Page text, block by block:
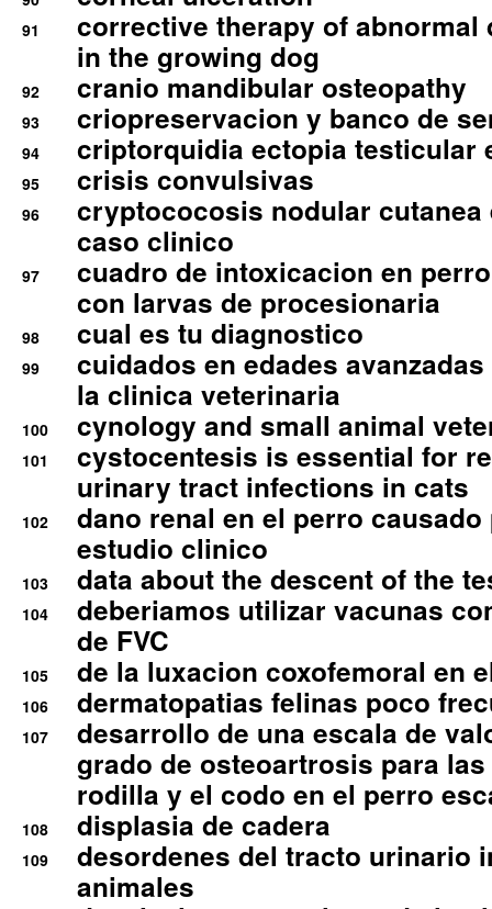
91
corrective therapy of abnormal
in the growing dog
92 cranio mandibular osteopathy
93 criopreservacion y banco de
94 criptorquidia ectopia testicular
95 crisis convulsivas
96
cryptococosis nodular cutanea
caso clinico
97
cuadro de intoxicacion en
con larvas de procesionaria
98 cual es tu diagnostico
99
cuidados en edades
la clinica veterinaria
100 cynology and small animal
101
cystocentesis is essential for
urinary tract infections in cats
102
dano renal en el perro
estudio clinico
103 data about the descent of the
104
deberiamos utilizar vacunas
de FVC
105 de la luxacion coxofemoral en
106 dermatopatias felinas poco
107
desarrollo de una escala de
grado de osteoartrosis para
rodilla y el codo en el perro
108 displasia de cadera
109
desordenes del tracto urinario
animales